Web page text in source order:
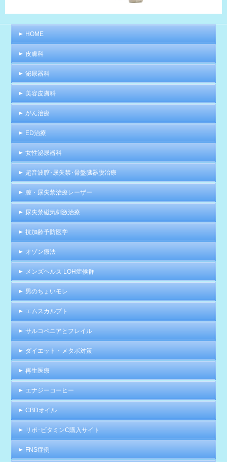
HOME
皮膚科
泌尿器科
美容皮膚科
がん治療
ED治療
女性泌尿器科
超音波膣･尿失禁･骨盤臓器脱治療
膣・尿失禁治療レーザー
尿失禁磁気刺激治療
抗加齢予防医学
オゾン療法
メンズヘルス LOH症候群
男のちょいモレ
エムスカルプト
サルコペニアとフレイル
ダイエット・メタボ対策
再生医療
エナジーコーヒー
CBDオイル
リポ･ビタミンC購入サイト
FNS症例